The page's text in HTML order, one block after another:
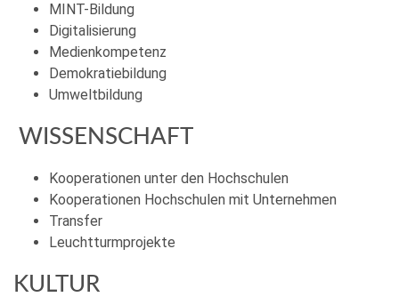
MINT-Bildung
Digitalisierung
Medienkompetenz
Demokratiebildung
Umweltbildung
WISSENSCHAFT
Kooperationen unter den Hochschulen
Kooperationen Hochschulen mit Unternehmen
Transfer
Leuchtturmprojekte
KULTUR